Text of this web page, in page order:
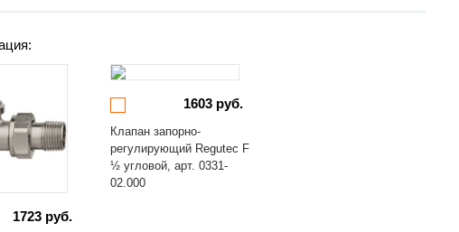
1723 руб.
1603 руб.
Клапан запорно-
регулирующий Regutec F
½ угловой, арт. 0331-
02.000